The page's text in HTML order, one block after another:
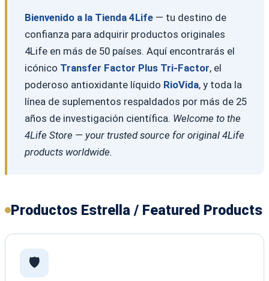
Bienvenido a la Tienda 4Life— tu destino de
confianza para adquirir productos originales
4Life en más de 50 países. Aquí encontrarás el
icónico Transfer Factor Plus Tri-Factor, el
poderoso antioxidante líquido RioVida, y toda la
línea de suplementos respaldados por más de 25
años de investigación científica. Welcome to the
4Life Store — your trusted source for original 4Life
products worldwide.
Productos Estrella / Featured Products
🛡️